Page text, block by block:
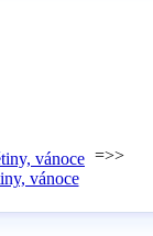
vánoce
=>>